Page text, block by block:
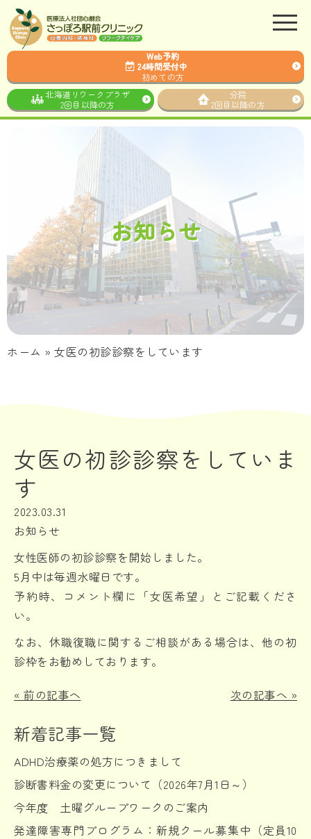
北海道リワークプラザ
2回目以降の方
分院
2回目以降の方
Web予約
24時間受付中
初めての方
お知らせ
ホーム » 女医の初診診察をしています
女医の初診診察をしていま
す
2023.03.31
お知らせ
女性医師の初診診察を開始しました。
5月中は毎週水曜日です。
予約時、コメント欄に「女医希望」とご記載くださ
い。
なお、休職復職に関するご相談がある場合は、他の初
診枠をお勧めしております。
« 前の記事へ 次の記事へ »
新着記事一覧
ADHD治療薬の処方につきまして
診断書料金の変更について（2026年7月1日～）
今年度 土曜グループワークのご案内
発達障害専門プログラム：新規クール募集中（定員10